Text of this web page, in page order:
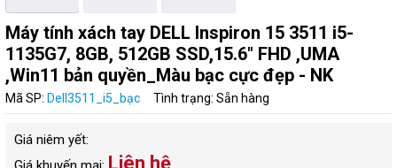
Máy tính xách tay DELL Inspiron 15 3511 i5-
1135G7, 8GB, 512GB SSD,15.6" FHD ,UMA
,Win11 bản quyền_Màu bạc cực đẹp - NK
Mã SP: Dell3511_i5_bạc Tình trạng: Sẵn hàng
Giá niêm yết:
Liên hệ